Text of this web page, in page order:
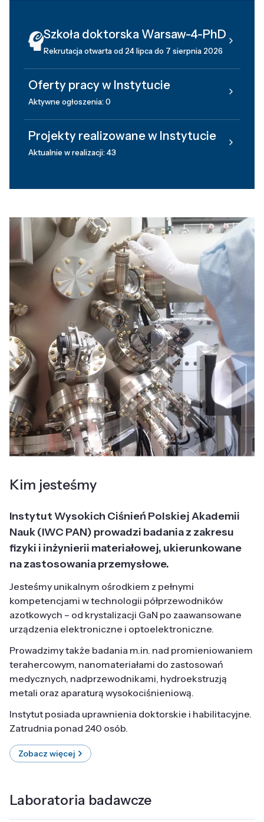
Szkoła doktorska Warsaw-4-PhD
Rekrutacja otwarta od 24 lipca do 7 sierpnia 2026
Oferty pracy w Instytucie
Aktywne ogłoszenia: 0
Projekty realizowane w Instytucie
Aktualnie w realizacji: 43
Kim jesteśmy
Instytut Wysokich Ciśnień Polskiej Akademii
Nauk (IWC PAN) prowadzi badania z zakresu
fizyki i inżynierii materiałowej, ukierunkowane
na zastosowania przemysłowe.
Jesteśmy unikalnym ośrodkiem z pełnymi
kompetencjami w technologii półprzewodników
azotkowych – od krystalizacji GaN po zaawansowane
urządzenia elektroniczne i optoelektroniczne.
Prowadzimy także badania m.in. nad promieniowaniem
terahercowym, nanomateriałami do zastosowań
medycznych, nadprzewodnikami, hydroekstruzją
metali oraz aparaturą wysokociśnieniową.
Instytut posiada uprawnienia doktorskie i habilitacyjne.
Zatrudnia ponad 240 osób.
Zobacz więcej
Laboratoria badawcze